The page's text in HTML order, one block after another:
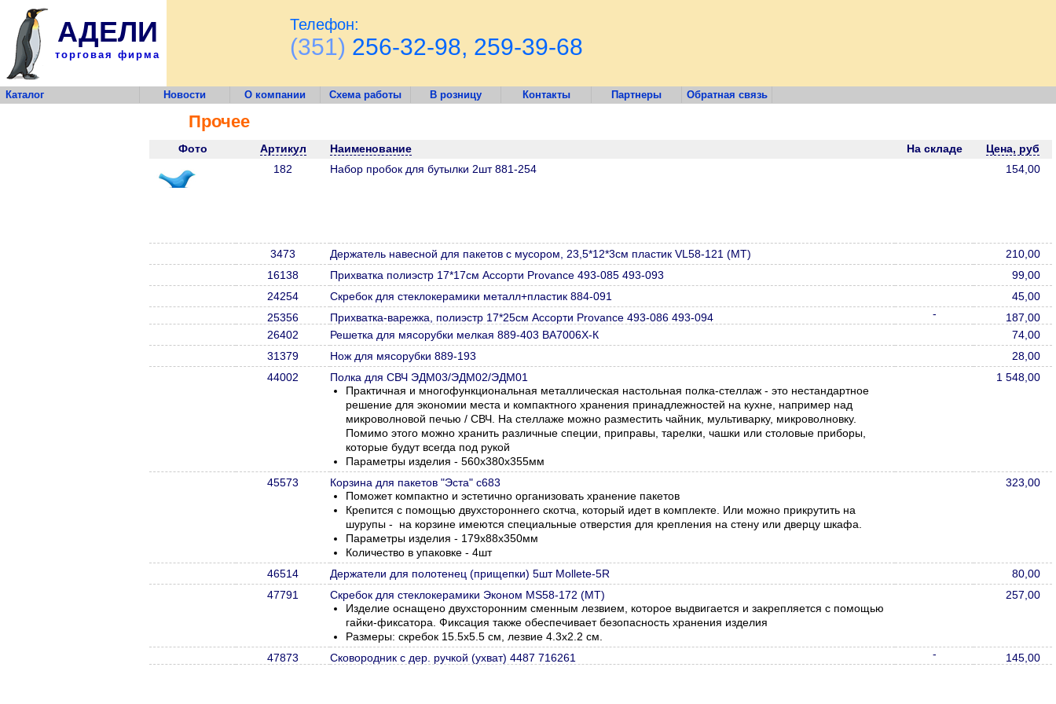
АДЕЛИ
торговая фирма
Телефон:
(351) 256-32-98, 259-39-68
Каталог Новости О компании Схема работы В розницу Контакты Партнеры Обратная связь
Прочее
Фото Артикул Наименование На складе
Цена, руб
182
Набор пробок для бутылки 2шт 881-254 154,00
3473 Держатель навесной для пакетов с мусором, 23,5*12*3см пластик VL58-121 (МТ)
210,00
16138
Прихватка полиэстр 17*17см Ассорти Provance 493-085 493-093
99,00
24254
Скребок для стеклокерамики металл+пластик 884-091
45,00
25356
Прихватка-варежка, полиэстр 17*25см Ассорти Provance 493-086 493-094 -
187,00
26402
Решетка для мясорубки мелкая 889-403 ВА7006Х-К
74,00
31379
Нож для мясорубки 889-193
28,00
44002
Полка для СВЧ ЭДМ03/ЭДМ02/ЭДМ01
Практичная и многофункциональная металлическая настольная полка-стеллаж - это нестандартное
решение для экономии места и компактного хранения принадлежностей на кухне, например над
микроволновой печью / СВЧ. На стеллаже можно разместить чайник, мультиварку, микроволновку.
Помимо этого можно хранить различные специи, приправы, тарелки, чашки или столовые приборы,
которые будут всегда под рукой
Параметры изделия - 560х380х355мм
1 548,00
45573
Корзина для пакетов "Эста" с683
Поможет компактно и эстетично организовать хранение пакетов
Крепится с помощью двухстороннего скотча, который идет в комплекте. Или можно прикрутить на
шурупы - на корзине имеются специальные отверстия для крепления на стену или дверцу шкафа.
Параметры изделия - 179x88x350мм
Количество в упаковке - 4шт
323,00
46514 Держатели для полотенец (прищепки) 5шт Mollete-5R
80,00
47791
Скребок для стеклокерамики Эконом MS58-172 (МТ)
Изделие оснащено двухсторонним сменным лезвием, которое выдвигается и закрепляется с помощью
гайки-фиксатора. Фиксация также обеспечивает безопасность хранения изделия
Размеры: скребок 15.5х5.5 см, лезвие 4.3х2.2 см.
257,00
47873 Сковородник с дер. ручкой (ухват) 4487 716261 - 145,00